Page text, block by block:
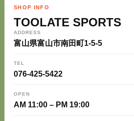
SHOP INFO
TOOLATE SPORTS
ADDRESS
富山県富山市南田町1-5-5
TEL
076-425-5422
OPEN
AM 11:00 – PM 19:00